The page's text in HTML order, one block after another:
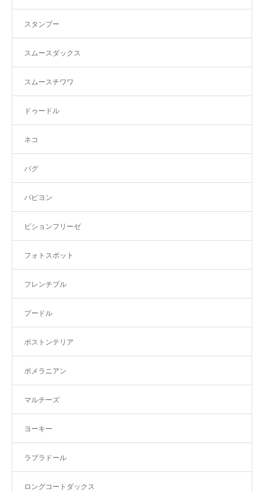
スタンプー
スムースダックス
スムースチワワ
ドゥードル
ネコ
パグ
パピヨン
ビションフリーゼ
フォトスポット
フレンチブル
プードル
ボストンテリア
ポメラニアン
マルチーズ
ヨーキー
ラブラドール
ロングコートダックス